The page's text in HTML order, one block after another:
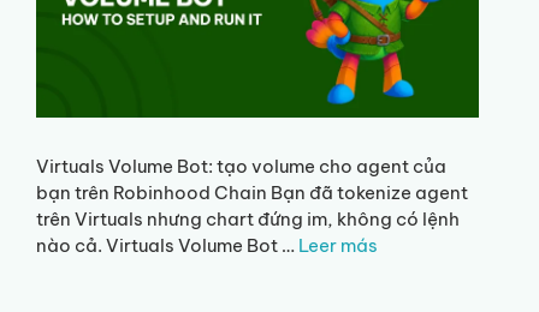
Virtuals Volume Bot: tạo volume cho agent của
bạn trên Robinhood Chain Bạn đã tokenize agent
trên Virtuals nhưng chart đứng im, không có lệnh
nào cả. Virtuals Volume Bot … Leer más